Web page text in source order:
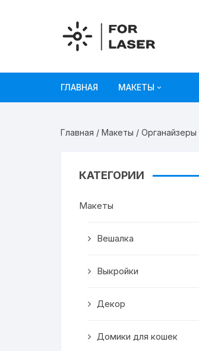
ГЛАВНАЯ МАКЕТЫ
Игрушки
Рамки для фото
Главная / Макеты / Органайзеры
КАТЕГОРИИ
Макеты
Вешалка
Выкройки
Декор
Домики для кошек